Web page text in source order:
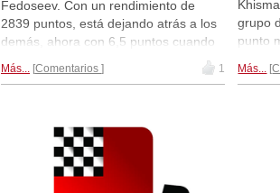
Fedoseev. Con un rendimiento de
2839 puntos, está dejando atrás a los
demás, ahora con 6,5 puntos cuando
torneo Aeroflot en Moscú. Los
Más... Comentarios 1
grupo
punto
y
Más...